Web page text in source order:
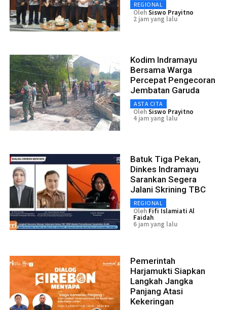
REGIONAL
OlehSiswo Prayitno
2 jam yang lalu
Kodim Indramayu
Bersama Warga
Percepat Pengecoran
Jembatan Garuda
ASTA CITA
OlehSiswo Prayitno
4 jam yang lalu
Batuk Tiga Pekan,
Dinkes Indramayu
Sarankan Segera
Jalani Skrining TBC
REGIONAL
Oleh Fifi Islamiati Al
Faidah
6 jam yang lalu
Pemerintah
Harjamukti Siapkan
Langkah Jangka
Panjang Atasi
Kekeringan